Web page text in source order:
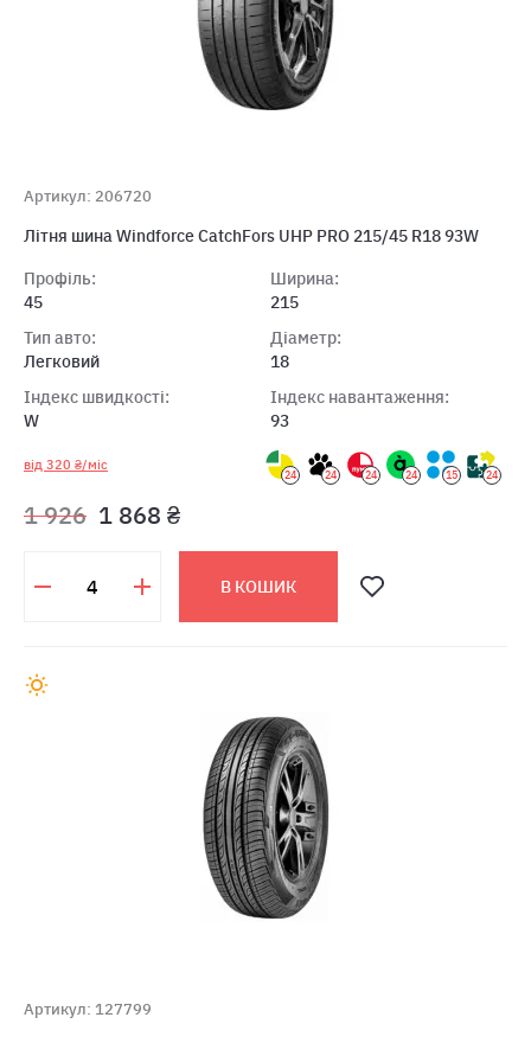
Артикул: 206720
Лiтня шина Windforce CatchFors UHP PRO 215/45 R18 93W
Профіль:
45
Тип авто:
Легковий
Індекс швидкості:
W
Ширина:
215
Діаметр:
18
Індекс навантаження:
93
від 320 ₴/міс
24 24 24 24 15 24
1 926 1 868 ₴
В КОШИК
Артикул: 127799